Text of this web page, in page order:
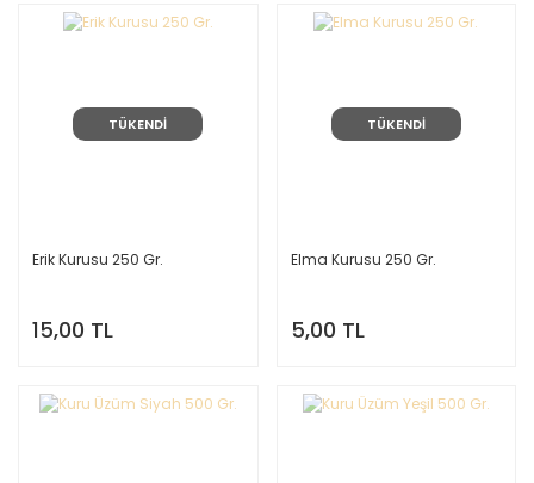
TÜKENDİ
Erik Kurusu 250 Gr.
15,00 TL
TÜKENDİ
Elma Kurusu 250 Gr.
5,00 TL